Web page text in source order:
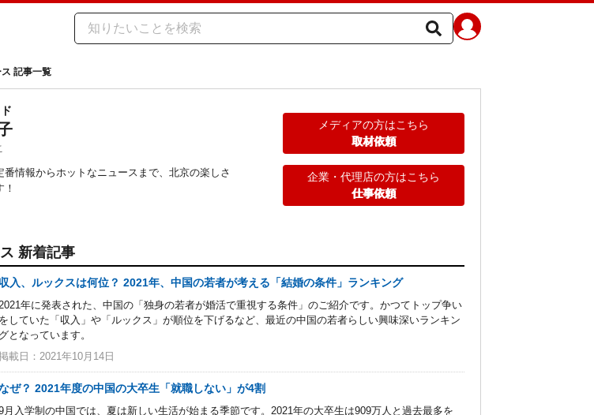
記事一覧
情報からホットなニュースまで、北京の楽しさ
メディアの方はこちら
取材依頼
企業・代理店の方はこちら
仕事依頼
新着記事
収入、ルックスは何位？ 2021年、中国の若者が考える「結婚の条件」ランキング
年に発表された、中国の「独身の若者が婚活で重視する条件」のご紹介です。かつてトップ争い
をしていた「収入」や「ルックス」が順位を下げるなど、最近の中国の若者らしい興味深いランキン
グとなっています。
載日：2021年10月14日
ぜ？ 2021年度の中国の大卒生「就職しない」が4割
月入学制の中国では、夏は新しい生活が始まる季節です。2021年の大卒生は909万人と過去最多を